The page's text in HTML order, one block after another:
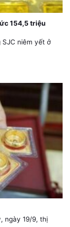
154,5 triệu
SJC niêm yết ở
ngày 19/9, thị